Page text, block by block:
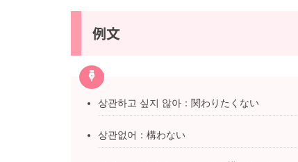
例文
상관하고 싶지 않아：関わりたくない
상관없어：構わない